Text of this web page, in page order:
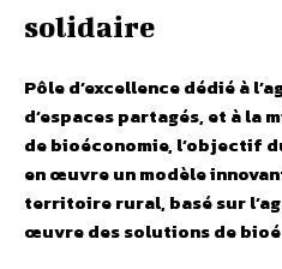
solidaire
Pôle d’excellence dédié à
d’espaces partagés, et à la
de bioéconomie, l’objectif
en œuvre un modèle
territoire rural, basé sur
œuvre des solutions de